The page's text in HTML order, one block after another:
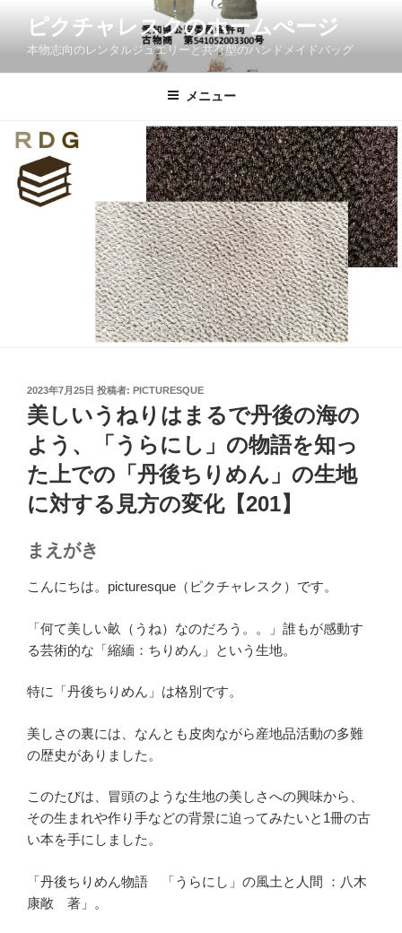
ン
ピクチャレスクのホームぺージ
本物志向のレンタルジュエリーと共有型のハンドメイドバッグ
メニュー
投
稿
日:
2023年7月25日 投稿者: PICTURESQUE
美しいうねりはまるで丹後の海の
よう、「うらにし」の物語を知っ
た上での「丹後ちりめん」の生地
に対する見方の変化【201】
まえがき
こんにちは。picturesque（ピクチャレスク）です。
「何て美しい畝（うね）なのだろう。。」誰もが感動す
る芸術的な「縮緬：ちりめん」という生地。
特に「丹後ちりめん」は格別です。
美しさの裏には、なんとも皮肉ながら産地品活動の多難
の歴史がありました。
このたびは、冒頭のような生地の美しさへの興味から、
その生まれや作り手などの背景に迫ってみたいと1冊の古
い本を手にしました。
「丹後ちりめん物語 「うらにし」の風土と人間 ：八木
康敞 著」。